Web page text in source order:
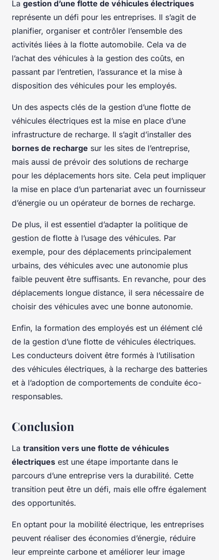
La gestion d’une flotte de véhicules électriques
représente un défi pour les entreprises. Il s’agit de
planifier, organiser et contrôler l’ensemble des
activités liées à la flotte automobile. Cela va de
l’achat des véhicules à la gestion des coûts, en
passant par l’entretien, l’assurance et la mise à
disposition des véhicules pour les employés.
Un des aspects clés de la gestion d’une flotte de
véhicules électriques est la mise en place d’une
infrastructure de recharge. Il s’agit d’installer des
bornes de recharge sur les sites de l’entreprise,
mais aussi de prévoir des solutions de recharge
pour les déplacements hors site. Cela peut impliquer
la mise en place d’un partenariat avec un fournisseur
d’énergie ou un opérateur de bornes de recharge.
De plus, il est essentiel d’adapter la politique de
gestion de flotte à l’usage des véhicules. Par
exemple, pour des déplacements principalement
urbains, des véhicules avec une autonomie plus
faible peuvent être suffisants. En revanche, pour des
déplacements longue distance, il sera nécessaire de
choisir des véhicules avec une bonne autonomie.
Enfin, la formation des employés est un élément clé
de la gestion d’une flotte de véhicules électriques.
Les conducteurs doivent être formés à l’utilisation
des véhicules électriques, à la recharge des batteries
et à l’adoption de comportements de conduite éco-
responsables.
Conclusion
La transition vers une flotte de véhicules
électriques est une étape importante dans le
parcours d’une entreprise vers la durabilité. Cette
transition peut être un défi, mais elle offre également
des opportunités.
En optant pour la mobilité électrique, les entreprises
peuvent réaliser des économies d’énergie, réduire
leur empreinte carbone et améliorer leur image